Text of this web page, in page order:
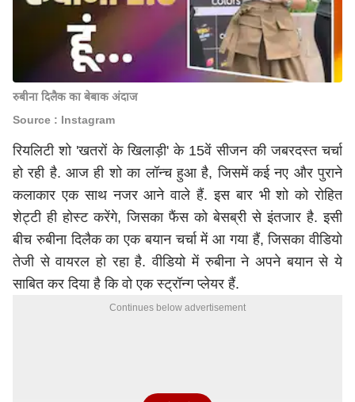
रुबीना दिलैक का बेबाक अंदाज
Source : Instagram
रियलिटी शो 'खतरों के खिलाड़ी' के 15वें सीजन की जबरदस्त चर्चा
हो रही है. आज ही शो का लॉन्च हुआ है, जिसमें कई नए और पुराने
कलाकार एक साथ नजर आने वाले हैं. इस बार भी शो को रोहित
शेट्टी ही होस्ट करेंगे, जिसका फैंस को बेसब्री से इंतजार है. इसी
बीच रुबीना दिलैक का एक बयान चर्चा में आ गया हैं, जिसका वीडियो
तेजी से वायरल हो रहा है. वीडियो में रुबीना ने अपने बयान से ये
साबित कर दिया है कि वो एक स्ट्रॉन्ग प्लेयर हैं.
Continues below advertisement